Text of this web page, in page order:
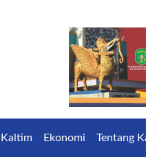
Kaltim Ekonomi Tentang